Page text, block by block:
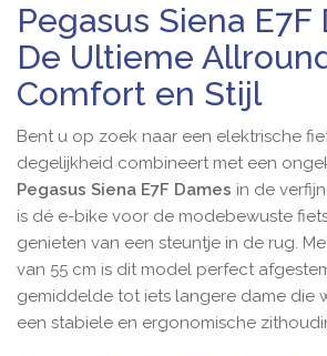
Pegasus Siena E7F
De Ultieme
Comfort en Stijl
Bent u op zoek naar een elektrische
degelijkheid combineert met een
Pegasus Siena E7F Dames in de
is dé e-bike voor de modebewuste
genieten van een steuntje in de rug.
van 55 cm is dit model perfect
gemiddelde tot iets langere dame die
een stabiele en ergonomische